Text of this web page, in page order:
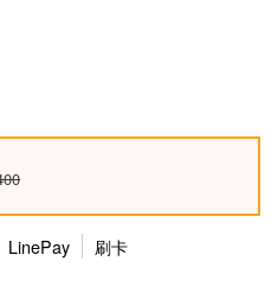
LinePay 刷卡